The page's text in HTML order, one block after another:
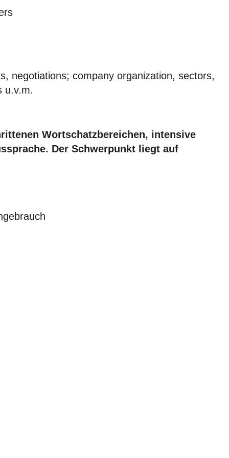
negotiations; company organization, sectors,
u.v.m.
Wortschatzbereichen, intensive
Der Schwerpunkt liegt auf